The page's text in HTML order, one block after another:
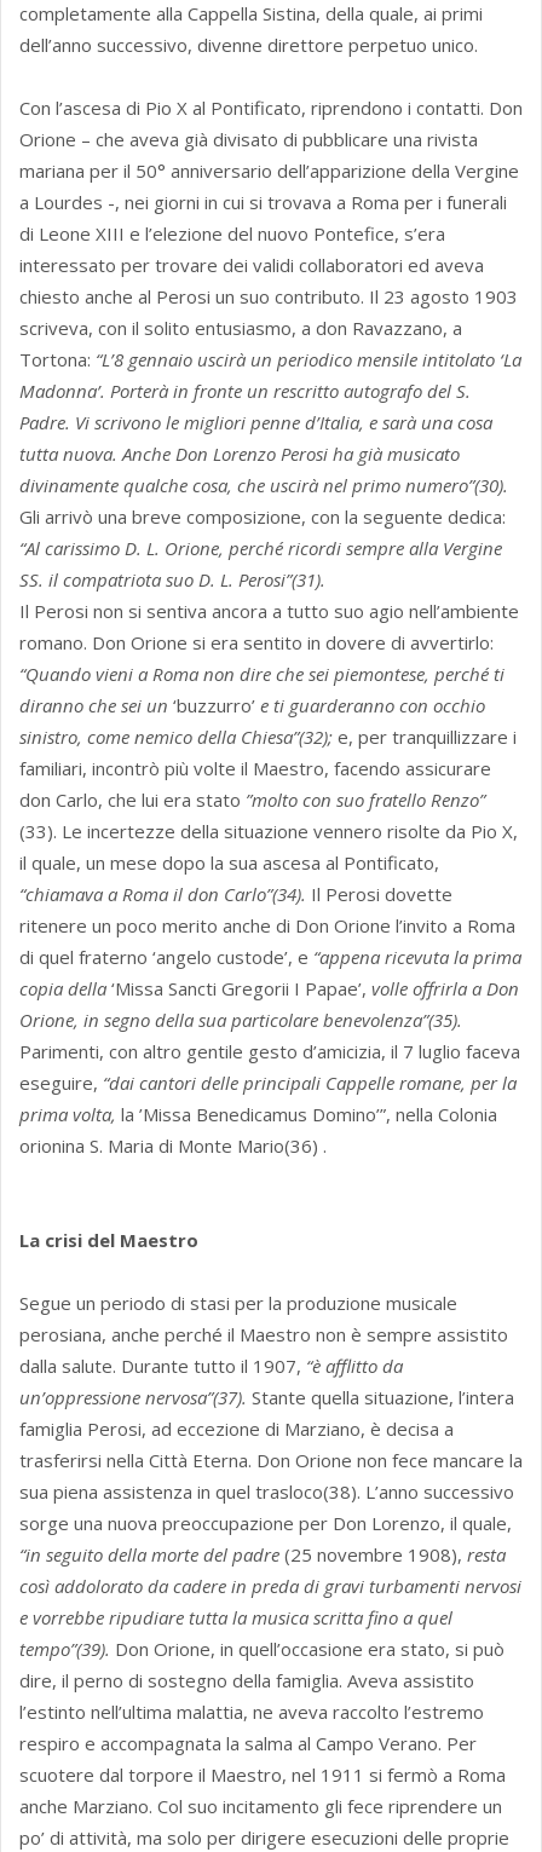
completamente alla Cappella Sistina, della quale, ai primi
dell’anno successivo, divenne direttore perpetuo unico.
Con l’ascesa di Pio X al Pontificato, riprendono i contatti. Don
Orione – che aveva già divisato di pubblicare una rivista
mariana per il 50° anniversario dell’apparizione della Vergine
a Lourdes -, nei giorni in cui si trovava a Roma per i funerali
di Leone XIII e l’elezione del nuovo Pontefice, s’era
interessato per trovare dei validi collaboratori ed aveva
chiesto anche al Perosi un suo contributo. Il 23 agosto 1903
scriveva, con il solito entusiasmo, a don Ravazzano, a
Tortona: “L’8 gennaio uscirà un periodico mensile intitolato ‘La
Madonna’. Porterà in fronte un rescritto autografo del S.
Padre. Vi scrivono le migliori penne d’Italia, e sarà una cosa
tutta nuova. Anche Don Lorenzo Perosi ha già musicato
divinamente qualche cosa, che uscirà nel primo numero”(30).
Gli arrivò una breve composizione, con la seguente dedica:
“Al carissimo D. L. Orione, perché ricordi sempre alla Vergine
SS. il compatriota suo D. L. Perosi”(31).
Il Perosi non si sentiva ancora a tutto suo agio nell’ambiente
romano. Don Orione si era sentito in dovere di avvertirlo:
“Quando vieni a Roma non dire che sei piemontese, perché ti
diranno che sei un ‘buzzurro’ e ti guarderanno con occhio
sinistro, come nemico della Chiesa”(32); e, per tranquillizzare i
familiari, incontrò più volte il Maestro, facendo assicurare
don Carlo, che lui era stato ”molto con suo fratello Renzo”
(33). Le incertezze della situazione vennero risolte da Pio X,
il quale, un mese dopo la sua ascesa al Pontificato,
“chiamava a Roma il don Carlo”(34). Il Perosi dovette
ritenere un poco merito anche di Don Orione l’invito a Roma
di quel fraterno ‘angelo custode’, e “appena ricevuta la prima
copia della ‘Missa Sancti Gregorii I Papae’, volle offrirla a Don
Orione, in segno della sua particolare benevolenza”(35).
Parimenti, con altro gentile gesto d’amicizia, il 7 luglio faceva
eseguire, “dai cantori delle principali Cappelle romane, per la
prima volta, la ’Missa Benedicamus Domino’”, nella Colonia
orionina S. Maria di Monte Mario(36) .
La crisi del Maestro
Segue un periodo di stasi per la produzione musicale
perosiana, anche perché il Maestro non è sempre assistito
dalla salute. Durante tutto il 1907, “è afflitto da
un’oppressione nervosa”(37). Stante quella situazione, l’intera
famiglia Perosi, ad eccezione di Marziano, è decisa a
trasferirsi nella Città Eterna. Don Orione non fece mancare la
sua piena assistenza in quel trasloco(38). L’anno successivo
sorge una nuova preoccupazione per Don Lorenzo, il quale,
“in seguito della morte del padre (25 novembre 1908), resta
così addolorato da cadere in preda di gravi turbamenti nervosi
e vorrebbe ripudiare tutta la musica scritta fino a quel
tempo”(39). Don Orione, in quell’occasione era stato, si può
dire, il perno di sostegno della famiglia. Aveva assistito
l’estinto nell’ultima malattia, ne aveva raccolto l’estremo
respiro e accompagnata la salma al Campo Verano. Per
scuotere dal torpore il Maestro, nel 1911 si fermò a Roma
anche Marziano. Col suo incitamento gli fece riprendere un
po’ di attività, ma solo per dirigere esecuzioni delle proprie